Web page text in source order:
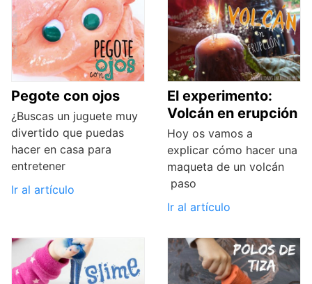
Pegote con ojos
¿Buscas un juguete muy
divertido que puedas
hacer en casa para
entretener
Ir al artículo
El experimento:
Volcán en erupción
Hoy os vamos a
explicar cómo hacer una
maqueta de un volcán
paso
Ir al artículo